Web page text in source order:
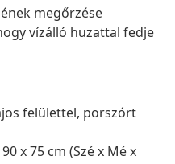
megőrzése
vízálló huzattal fedje
felülettel, porszórt
x 75 cm (Szé x Mé x